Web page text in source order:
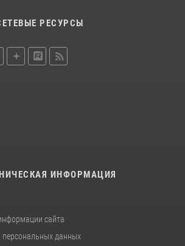
РЕСУРСЫ
ИНФОРМАЦИЯ
сайта
данных